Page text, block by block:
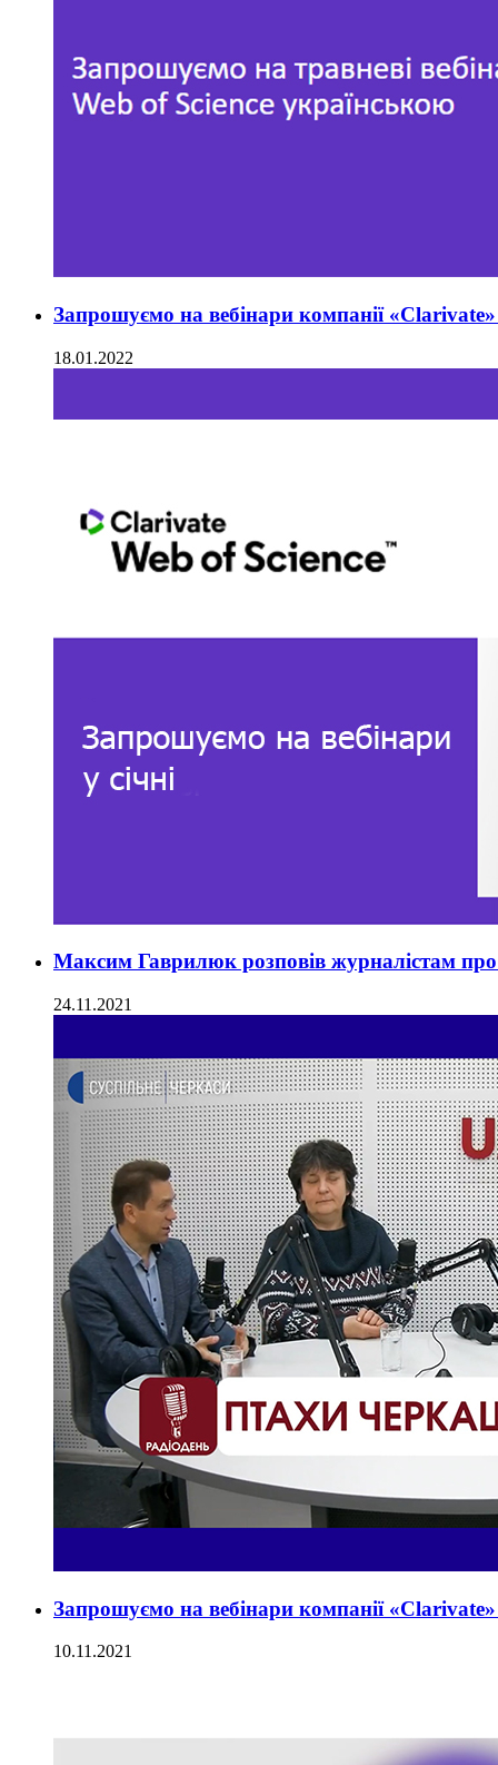
Запрошуємо на вебінари компанії «Clarivate»
18.01.2022
Максим Гаврилюк розповів журналістам про
24.11.2021
Запрошуємо на вебінари компанії «Clarivate»
10.11.2021